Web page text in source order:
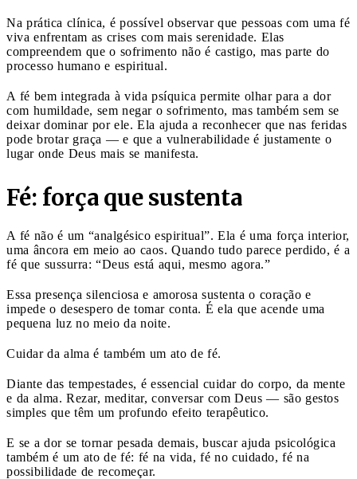
Na prática clínica, é possível observar que pessoas com uma fé
viva enfrentam as crises com mais serenidade. Elas
compreendem que o sofrimento não é castigo, mas parte do
processo humano e espiritual.
A fé bem integrada à vida psíquica permite olhar para a dor
com humildade, sem negar o sofrimento, mas também sem se
deixar dominar por ele. Ela ajuda a reconhecer que nas feridas
pode brotar graça — e que a vulnerabilidade é justamente o
lugar onde Deus mais se manifesta.
Fé: força que sustenta
A fé não é um “analgésico espiritual”. Ela é uma força interior,
uma âncora em meio ao caos. Quando tudo parece perdido, é a
fé que sussurra: “Deus está aqui, mesmo agora.”
Essa presença silenciosa e amorosa sustenta o coração e
impede o desespero de tomar conta. É ela que acende uma
pequena luz no meio da noite.
Cuidar da alma é também um ato de fé.
Diante das tempestades, é essencial cuidar do corpo, da mente
e da alma. Rezar, meditar, conversar com Deus — são gestos
simples que têm um profundo efeito terapêutico.
E se a dor se tornar pesada demais, buscar ajuda psicológica
também é um ato de fé: fé na vida, fé no cuidado, fé na
possibilidade de recomeçar.